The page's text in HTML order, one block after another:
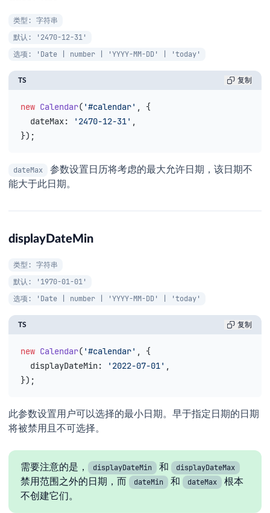
类型: 字符串
默认: '2470-12-31'
选项: 'Date | number | 'YYYY-MM-DD' | 'today'
TS 复制
new Calendar( '#calendar' , {
  dateMax
: '2470-12-31' ,
});
dateMax
参数设置日历将考虑的最大允许日期，该日期不
能大于此日期。
displayDateMin
类型: 字符串
默认: '1970-01-01'
选项: 'Date | number | 'YYYY-MM-DD' | 'today'
TS 复制
new Calendar( '#calendar' , {
  displayDateMin
: '2022-07-01' ,
});
此参数设置用户可以选择的最小日期。早于指定日期的日期
将被禁用且不可选择。
需要注意的是， displayDateMin 和
displayDateMax
禁用范围之外的日期，而
dateMin 和 dateMax
根本
不创建它们。